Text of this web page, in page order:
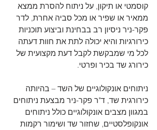
קוסמטי או תיקון, על ניתוח להסרת ממצא
ממאיר או שפיר או מכל סביה אחרת, לדר
פקר-ניר ניסיון רב בבחינת וביצוע תוכניות
כירורגיות והיא יכולה לתת את חוות דעתה
לכל מי שמבקשת לקבל דעת מקצועית של
כירורג שד בכיר ופרטי.
ניתוחים אונקולוגיים של השד – בהיותה
כירורגית שד, ד"ר פקר-ניר מבצעת ניתוחים
במגוון מצבים אונקולוגיים כולל ניתוחים
אונקופלסטיים, שחזור שד ושימור רקמות